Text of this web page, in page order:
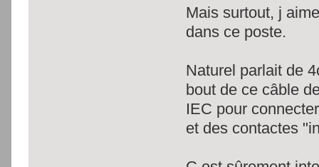
Mais surtout, j
dans ce poste.
Naturel parlait de
bout de ce câble
IEC pour
et des contactes